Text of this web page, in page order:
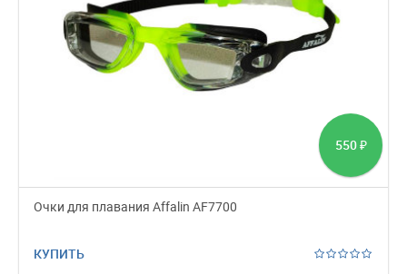
550 ₽
Очки для плавания Affalin AF7700
КУПИТЬ